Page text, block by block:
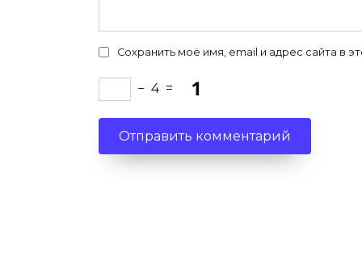
Сохранить моё имя, email и адрес сайта в
− 4 =